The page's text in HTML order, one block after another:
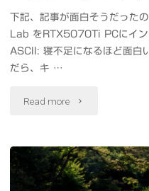
エ
ム
グ
ル
の
旧
中
下記、記事が面白そうだった
Lab をRTX5070Ti PCにイン
ASCII: 寝不足になるほど面
だら、キ …
Read more "Gemma
12B
QAT